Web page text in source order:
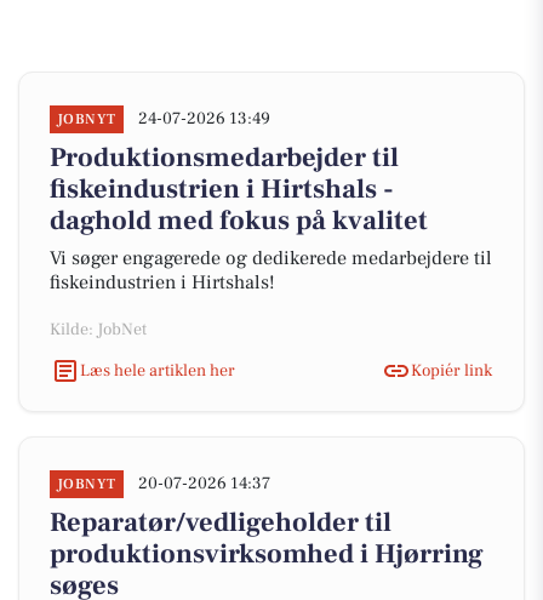
JOBNYT 24-07-2026 13:49
Produktionsmedarbejder til
fiskeindustrien i Hirtshals -
daghold med fokus på kvalitet
Vi søger engagerede og dedikerede medarbejdere til
fiskeindustrien i Hirtshals!
Kilde: JobNet
Læs hele artiklen her
Kopiér link
JOBNYT 20-07-2026 14:37
Reparatør/vedligeholder til
produktionsvirksomhed i Hjørring
søges